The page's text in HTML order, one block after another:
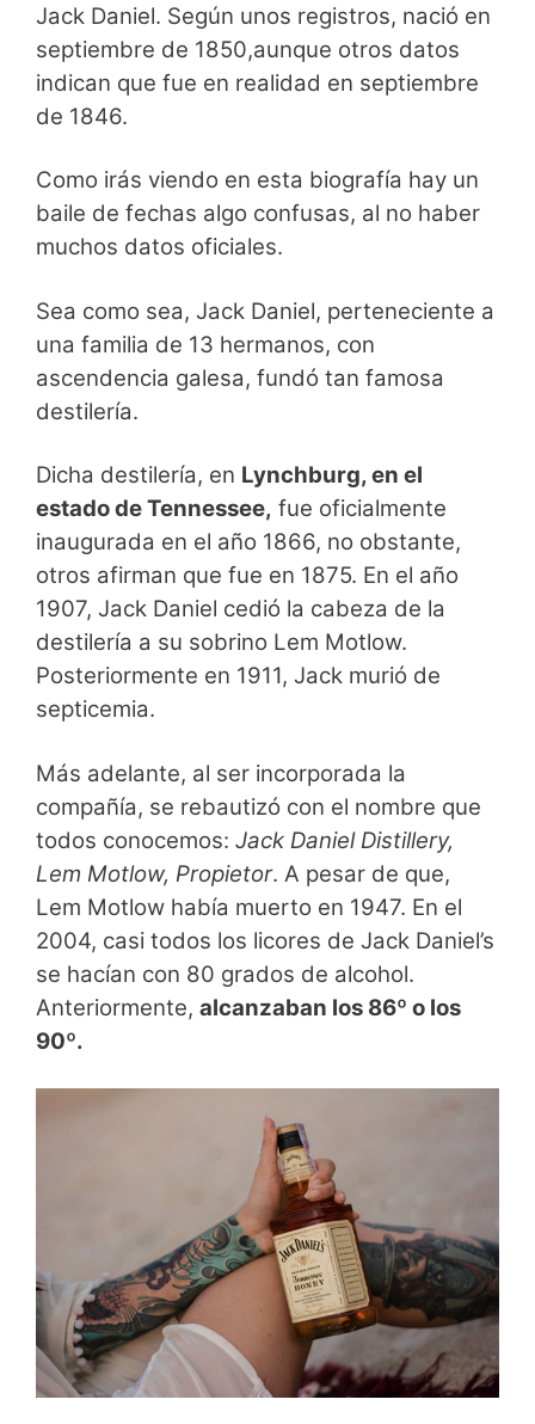
Jack Daniel. Según unos registros, nació en
septiembre de 1850,aunque otros datos
indican que fue en realidad en septiembre
de 1846.
Como irás viendo en esta biografía hay un
baile de fechas algo confusas, al no haber
muchos datos oficiales.
Sea como sea, Jack Daniel, perteneciente a
una familia de 13 hermanos, con
ascendencia galesa, fundó tan famosa
destilería.
Dicha destilería, en Lynchburg, en el
estado de Tennessee, fue oficialmente
inaugurada en el año 1866, no obstante,
otros afirman que fue en 1875. En el año
1907, Jack Daniel cedió la cabeza de la
destilería a su sobrino Lem Motlow.
Posteriormente en 1911, Jack murió de
septicemia.
Más adelante, al ser incorporada la
compañía, se rebautizó con el nombre que
todos conocemos: Jack Daniel Distillery,
Lem Motlow, Propietor. A pesar de que,
Lem Motlow había muerto en 1947. En el
2004, casi todos los licores de Jack Daniel’s
se hacían con 80 grados de alcohol.
Anteriormente, alcanzaban los 86º o los
90º.